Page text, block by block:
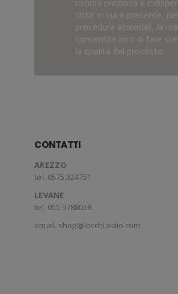
risorsa preziosa e
citta’ in cui è presente,
procedure aziendali, la
consentire loro di fare
la qualità del prodotto.
CONTATTI
AREZZO
tel. 0575.324751
LEVANE
tel. 055.9788058
email. shop@locchialaio.com